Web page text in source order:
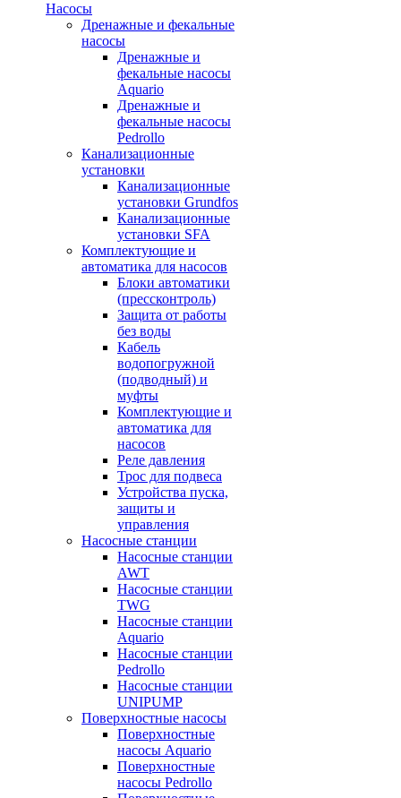
Насосы
Дренажные и фекальные
насосы
Дренажные и
фекальные насосы
Aquario
Дренажные и
фекальные насосы
Pedrollo
Канализационные
установки
Канализационные
установки Grundfos
Канализационные
установки SFA
Комплектующие и
автоматика для насосов
Блоки автоматики
(прессконтроль)
Защита от работы
без воды
Кабель
водопогружной
(подводный) и
муфты
Комплектующие и
автоматика для
насосов
Реле давления
Трос для подвеса
Устройства пуска,
защиты и
управления
Насосные станции
Насосные станции
AWT
Насосные станции
TWG
Насосные станции
Aquario
Насосные станции
Pedrollo
Насосные станции
UNIPUMP
Поверхностные насосы
Поверхностные
насосы Aquario
Поверхностные
насосы Pedrollo